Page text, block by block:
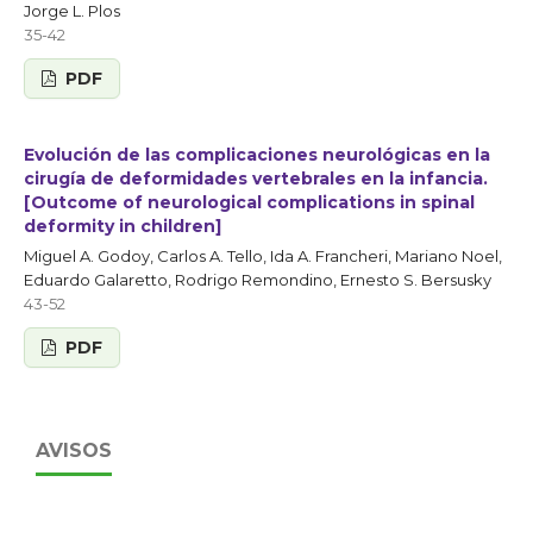
Jorge L. Plos
35-42
PDF
Evolución de las complicaciones neurológicas en la
cirugía de deformidades vertebrales en la infancia.
[Outcome of neurological complications in spinal
deformity in children]
Miguel A. Godoy, Carlos A. Tello, Ida A. Francheri, Mariano Noel,
Eduardo Galaretto, Rodrigo Remondino, Ernesto S. Bersusky
43-52
PDF
AVISOS